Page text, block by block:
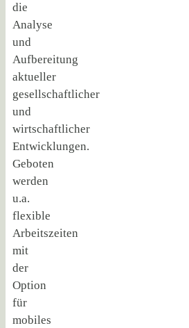
die
Analyse
und
Aufbereitung
aktueller
gesellschaftlicher
und
wirtschaftlicher
Entwicklungen.
Geboten
werden
u.a.
flexible
Arbeitszeiten
mit
der
Option
für
mobiles